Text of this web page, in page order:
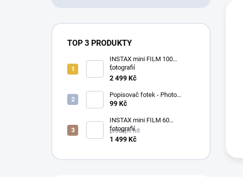
TOP 3 PRODUKTY
INSTAX mini FILM 100
fotografií
+ *
2 499 Kč
Popisovač fotek - Photo
Signature (made in Japan)
99 Kč
INSTAX mini FILM 60
fotografií
prodejní hit
1 499 Kč